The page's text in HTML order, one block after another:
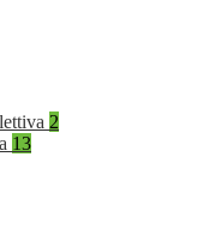
2
13